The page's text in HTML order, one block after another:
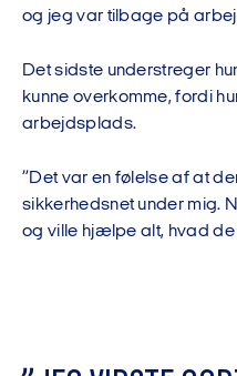
og jeg var tilbage på
Det sidste understreger
kunne overkomme, fordi
arbejdsplads.
”Det var en følelse af at
sikkerhedsnet under mig.
og ville hjælpe alt, hvad de